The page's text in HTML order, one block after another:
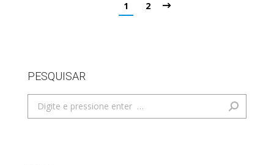
1 2
PESQUISAR
Search: